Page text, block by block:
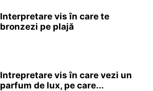
Interpretare vis în care te
bronzezi pe plajă
Intrepretare vis în care vezi un
parfum de lux, pe care...